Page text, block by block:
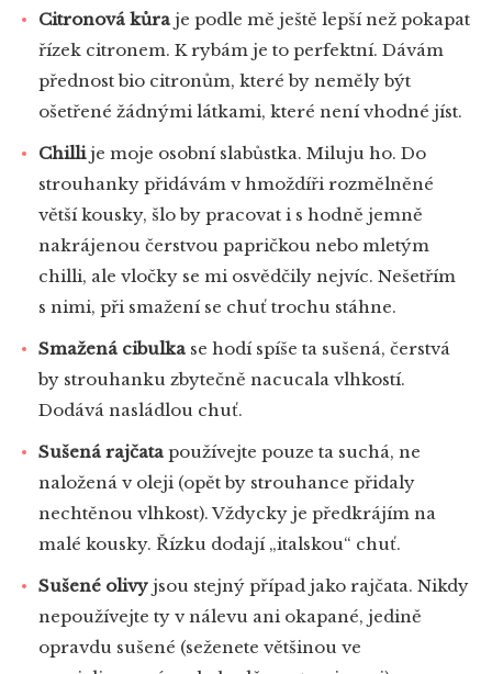
Citronová kůra je podle mě ještě lepší než pokapat
řízek citronem. K rybám je to perfektní. Dávám
přednost bio citronům, které by neměly být
ošetřené žádnými látkami, které není vhodné jíst.
Chillije moje osobní slabůstka. Miluju ho. Do
strouhanky přidávám v hmoždíři rozmělněné
větší kousky, šlo by pracovat i s hodně jemně
nakrájenou čerstvou papričkou nebo mletým
chilli, ale vločky se mi osvědčily nejvíc. Nešetřím
s nimi, při smažení se chuť trochu stáhne.
Smažená cibulka se hodí spíše ta sušená, čerstvá
by strouhanku zbytečně nacucala vlhkostí.
Dodává nasládlou chuť.
Sušená rajčata používejte pouze ta suchá, ne
naložená v oleji (opět by strouhance přidaly
nechtěnou vlhkost). Vždycky je předkrájím na
malé kousky. Řízku dodají „italskou“ chuť.
Sušené olivy jsou stejný případ jako rajčata. Nikdy
nepoužívejte ty v nálevu ani okapané, jedině
opravdu sušené (seženete většinou ve